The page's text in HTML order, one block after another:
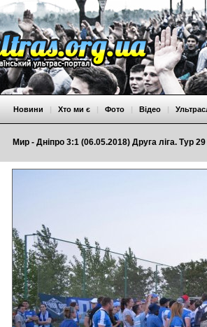
Мир - Дніпро 3:1 (06.05.2018) Друга ліга. Тур 29
Новини | Хто ми є | Фото | Відео |